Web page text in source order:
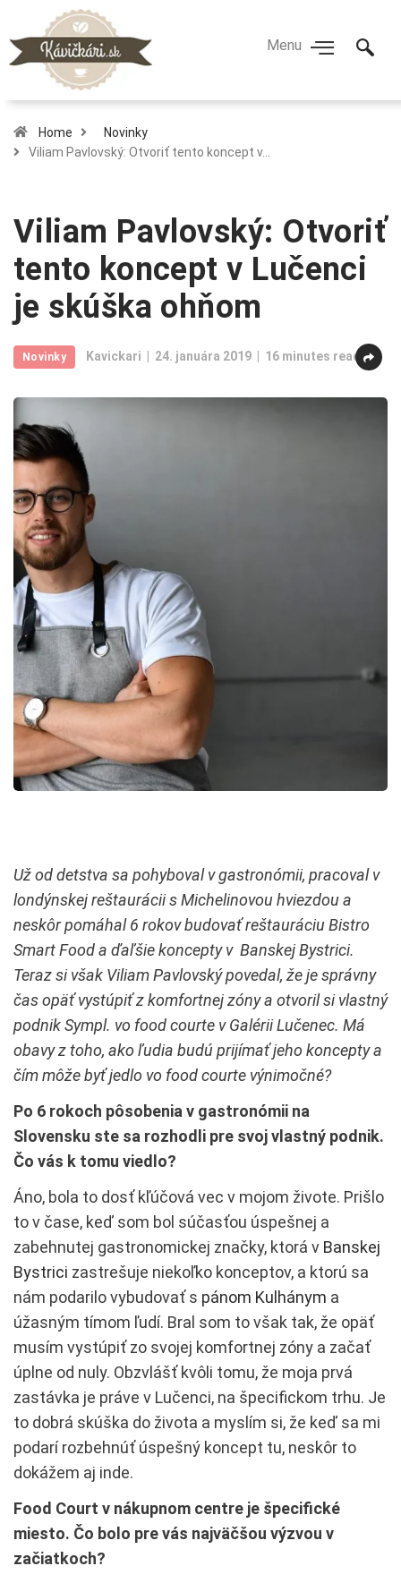
Home
Novinky
Viliam Pavlovský: Otvoriť tento koncept v…
Viliam Pavlovský: Otvoriť
tento koncept v Lučenci
je skúška ohňom
Novinky Kavickari 24. januára 2019 16 minutes read
Už od detstva sa pohyboval v gastronómii, pracoval v
londýnskej reštaurácii s Michelinovou hviezdou a
neskôr pomáhal 6 rokov budovať reštauráciu Bistro
Smart Food a ďaľšie koncepty v Banskej Bystrici.
Teraz si však Viliam Pavlovský povedal, že je správny
čas opäť vystúpiť z komfortnej zóny a otvoril si vlastný
podnik Sympl. vo food courte v Galérii Lučenec. Má
obavy z toho, ako ľudia budú prijímať jeho koncepty a
čím môže byť jedlo vo food courte výnimočné?
Po 6 rokoch pôsobenia v gastronómii na
Slovensku ste sa rozhodli pre svoj vlastný podnik.
Čo vás k tomu viedlo?
Áno, bola to dosť kľúčová vec v mojom živote. Prišlo
to v čase, keď som bol súčasťou úspešnej a
zabehnutej gastronomickej značky, ktorá v Banskej
Bystrici zastrešuje niekoľko konceptov, a ktorú sa
nám podarilo vybudovať s pánom Kulhánym a
úžasným tímom ľudí. Bral som to však tak, že opäť
musím vystúpiť zo svojej komfortnej zóny a začať
úplne od nuly. Obzvlášť kvôli tomu, že moja prvá
zastávka je práve v Lučenci, na špecifickom trhu. Je
to dobrá skúška do života a myslím si, že keď sa mi
podarí rozbehnúť úspešný koncept tu, neskôr to
dokážem aj inde.
Food Court v nákupnom centre je špecifické
miesto. Čo bolo pre vás najväčšou výzvou v
začiatkoch?